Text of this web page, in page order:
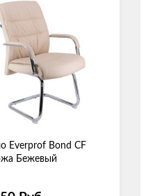
Everprof Bond CF
Бежевый